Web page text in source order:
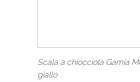
Scala a chiocciola Gamia
giallo